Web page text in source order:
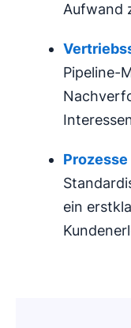
Aufwand
Pipeline-
ein